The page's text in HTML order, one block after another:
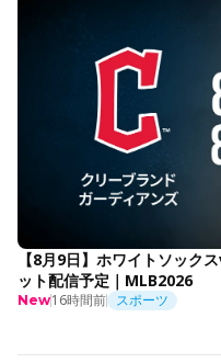
【8月9日】ホワイトソック
ット配信予定｜MLB2026
New16時間前 スポーツ